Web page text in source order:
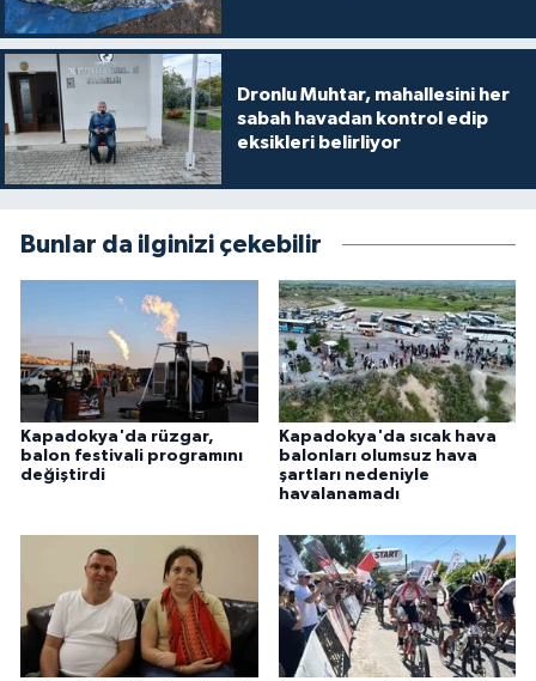
Dronlu Muhtar, mahallesini her
sabah havadan kontrol edip
eksikleri belirliyor
Bunlar da ilginizi çekebilir
Kapadokya'da rüzgar,
balon festivali programını
değiştirdi
Kapadokya'da sıcak hava
balonları olumsuz hava
şartları nedeniyle
havalanamadı